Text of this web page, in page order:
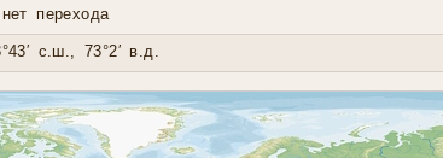
перехода
с.ш., 73°2′ в.д.